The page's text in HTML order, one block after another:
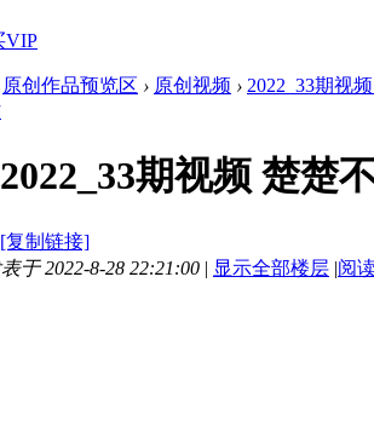
VIP
原创作品预览区 › 原创视频 › 2022_33期视
2022_33期视频 楚楚
[复制链接]
于 2022-8-28 22:21:00 | 显示全部楼层 |阅